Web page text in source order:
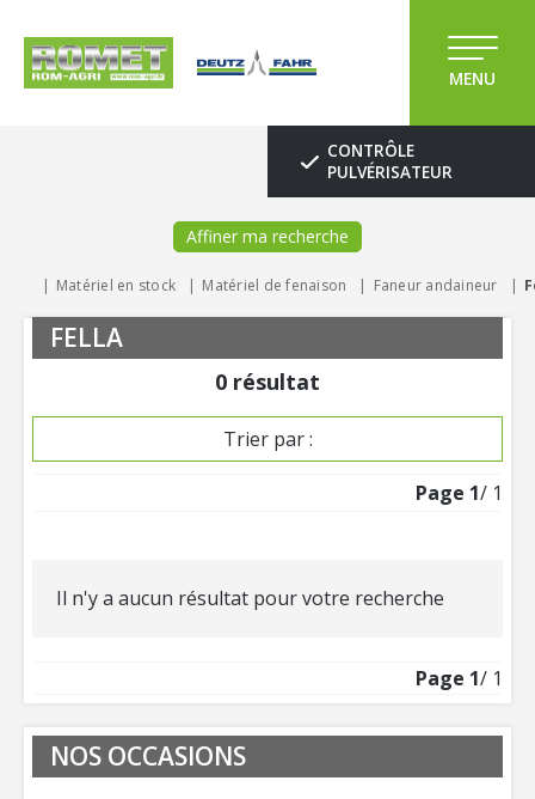
MENU
CONTRÔLE
PULVÉRISATEUR
Affiner ma recherche
Matériel en stock Matériel de fenaison Faneur andaineur
FELLA
0 résultat
Trier par :
Page 1/ 1
Il n'y a aucun résultat pour votre recherche
Page 1/ 1
NOS OCCASIONS